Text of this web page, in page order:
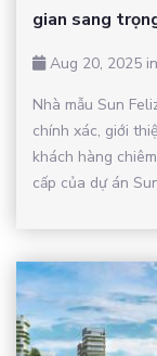
gian sang
Aug 20, 2025 in
Nhà mẫu Sun
chính xác, giới
khách hàng
cấp của dự án